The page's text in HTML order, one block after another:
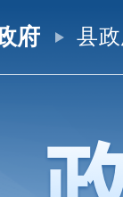
府 县